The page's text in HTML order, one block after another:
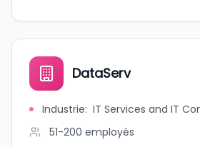
DataServ
Industrie: IT Services and IT
51-200 employés